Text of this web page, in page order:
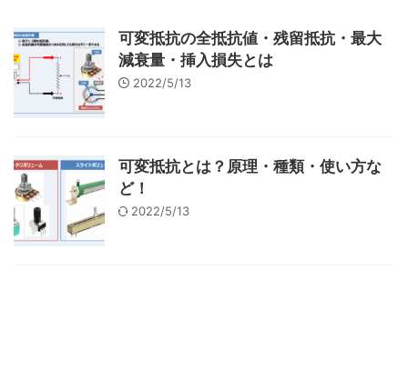
可変抵抗の全抵抗値・残留抵抗・最大
減衰量・挿入損失とは
2022/5/13
可変抵抗とは？原理・種類・使い方な
ど！
2022/5/13